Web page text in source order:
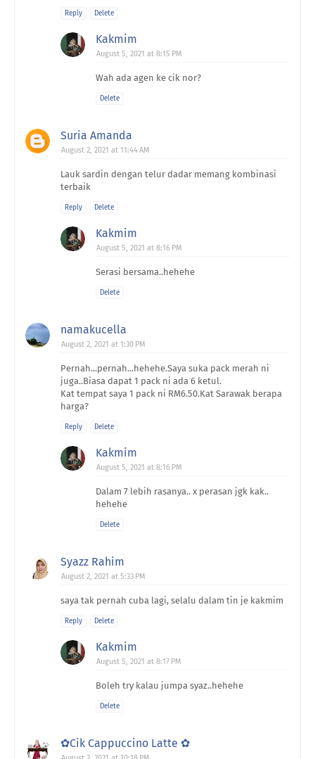
Reply Delete
Kakmim
August 5, 2021 at 8:15 PM
Wah ada agen ke cik nor?
Delete
Suria Amanda
August 2, 2021 at 11:44 AM
Lauk sardin dengan telur dadar memang kombinasi
terbaik
Reply Delete
Kakmim
August 5, 2021 at 8:16 PM
Serasi bersama..hehehe
Delete
namakucella
August 2, 2021 at 1:30 PM
Pernah...pernah...hehehe.Saya suka pack merah ni
juga..Biasa dapat 1 pack ni ada 6 ketul.
Kat tempat saya 1 pack ni RM6.50.Kat Sarawak berapa
harga?
Reply Delete
Kakmim
August 5, 2021 at 8:16 PM
Dalam 7 lebih rasanya.. x perasan jgk kak..
hehehe
Delete
Syazz Rahim
August 2, 2021 at 5:33 PM
saya tak pernah cuba lagi, selalu dalam tin je kakmim
Reply Delete
Kakmim
August 5, 2021 at 8:17 PM
Boleh try kalau jumpa syaz..hehehe
Delete
✿Cik Cappuccino Latte ✿